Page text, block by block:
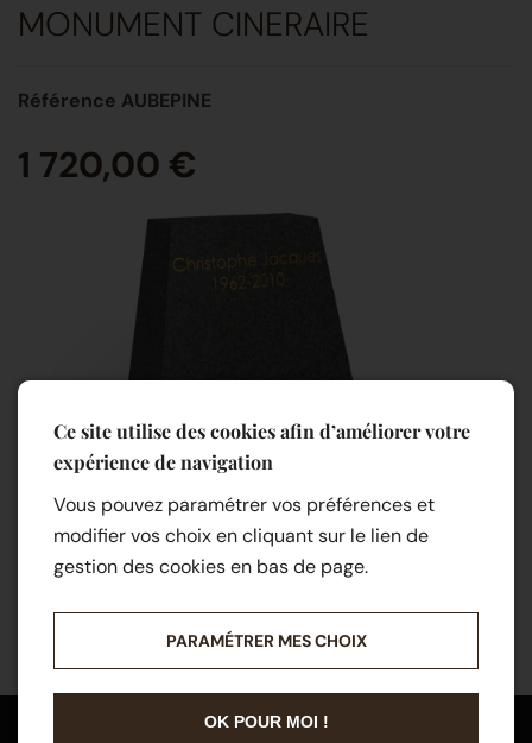
MONUMENT CINERAIRE
Référence AUBEPINE
1 720,00 €
Ce site utilise des cookies afin d’améliorer votre
expérience de navigation
Vous pouvez paramétrer vos préférences et
modifier vos choix en cliquant sur le lien de
gestion des cookies en bas de page.
PARAMÉTRER MES CHOIX
OK POUR MOI !